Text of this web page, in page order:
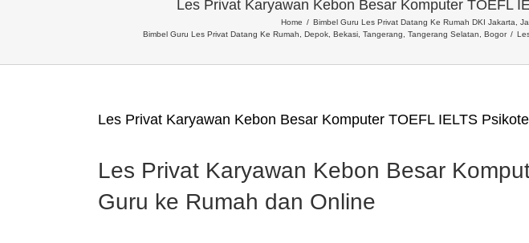
Les Privat Karyawan Kebon Besar Komputer TOEFL
Home
Bimbel Guru Les Privat Datang Ke Rumah DKI Jakarta,
Bimbel Guru Les Privat Datang Ke Rumah, Depok, Bekasi, Tangerang, Tangerang Selatan, Bogor
Les Privat Karyawan Kebon Besar Komputer TOEFL IELTS
Les Privat Karyawan Kebon Besar
Guru ke Rumah dan Online